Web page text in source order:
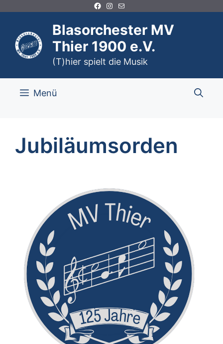
springen
Facebook
Instagram
E-Mail
Blasorchester MV
Thier 1900 e.V.
(T)hier spielt die Musik
Menü
Jubiläumsorden